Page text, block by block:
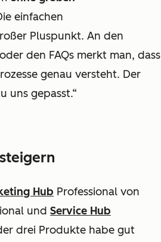
einfachen
Pluspunkt. An den
den FAQs merkt man, dass
genau versteht. Der
uns gepasst.“
Hub Professional von
und Service Hub
drei Produkte habe gut